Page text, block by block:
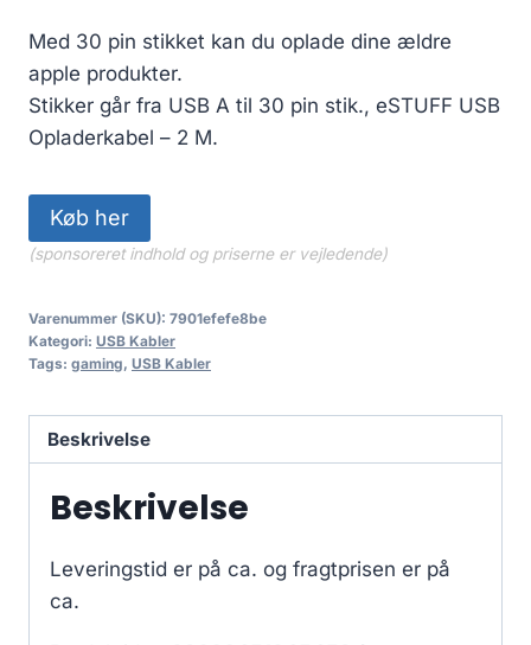
was:
49.00 kr..
is:
9.00 kr..
Med 30 pin stikket kan du oplade dine ældre
apple produkter.
Stikker går fra USB A til 30 pin stik., eSTUFF USB
Opladerkabel – 2 M.
Køb her
(sponsoreret indhold og priserne er vejledende)
Varenummer (SKU): 7901efefe8be
Kategori: USB Kabler
Tags: gaming, USB Kabler
Beskrivelse
Beskrivelse
Leveringstid er på ca. og fragtprisen er på
ca.